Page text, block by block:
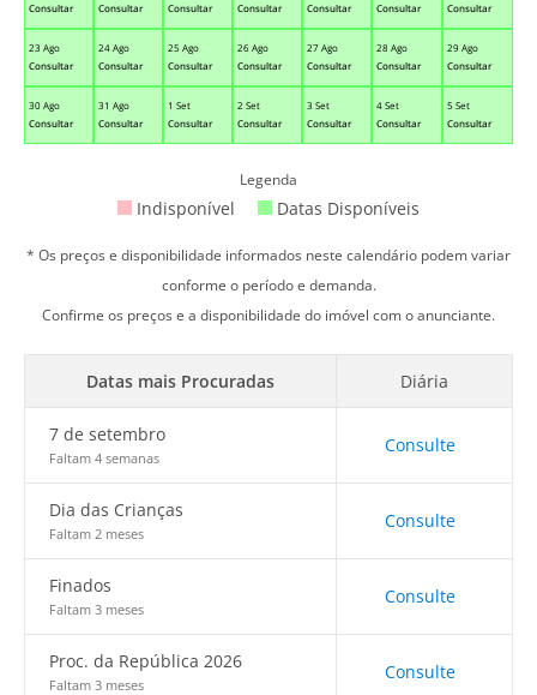
Consultar
Consultar
Consultar
Consultar
Consultar
Consultar
Consultar
23 Ago
Consultar
24 Ago
Consultar
25 Ago
Consultar
26 Ago
Consultar
27 Ago
Consultar
28 Ago
Consultar
29 Ago
Consultar
30 Ago
Consultar
31 Ago
Consultar
1 Set
Consultar
2 Set
Consultar
3 Set
Consultar
4 Set
Consultar
5 Set
Consultar
Legenda
Indisponível Datas Disponíveis
* Os preços e disponibilidade informados neste calendário podem variar
conforme o período e demanda.
Confirme os preços e a disponibilidade do imóvel com o anunciante.
Datas mais Procuradas Diária
7 de setembro
Faltam 4 semanas
Consulte
Dia das Crianças
Faltam 2 meses
Consulte
Finados
Faltam 3 meses
Consulte
Proc. da República 2026
Faltam 3 meses
Consulte